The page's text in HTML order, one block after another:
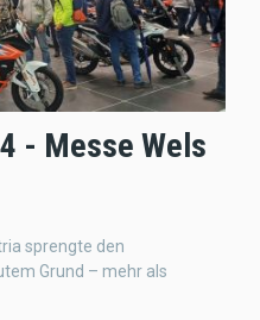
- Messe Wels
sprengte den
Grund – mehr als